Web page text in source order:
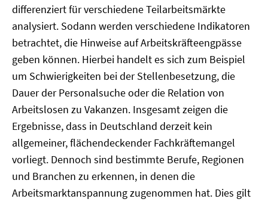
differenziert für verschiedene Teilarbeitsmärkte
analysiert. Sodann werden verschiedene Indikatoren
betrachtet, die Hinweise auf Arbeitskräfteengpässe
geben können. Hierbei handelt es sich zum Beispiel
um Schwierigkeiten bei der Stellenbesetzung, die
Dauer der Personalsuche oder die Relation von
Arbeitslosen zu Vakanzen. Insgesamt zeigen die
Ergebnisse, dass in Deutschland derzeit kein
allgemeiner, flächendeckender Fachkräftemangel
vorliegt. Dennoch sind bestimmte Berufe, Regionen
und Branchen zu erkennen, in denen die
Arbeitsmarktanspannung zugenommen hat. Dies gilt